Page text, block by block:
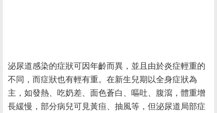
泌尿道感染的症狀可因年齡而異，並且由於炎症輕重的
不同，而症狀也有輕有重。在新生兒期以全身症狀為
主，如發熱、吃奶差、面色蒼白、嘔吐、腹瀉，體重增
長緩慢，部分病兒可見黃疸、抽風等，但泌尿道局部症